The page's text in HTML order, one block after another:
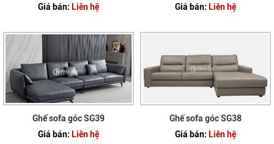
Giá bán: Liên hệ Giá bán: Liên hệ
Ghế sofa góc SG39
Giá bán: Liên hệ
Ghế sofa góc SG38
Giá bán: Liên hệ